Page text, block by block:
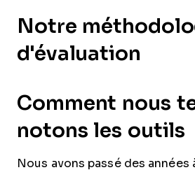
Notre
d'évaluation
Comment nous
notons les outils
Nous avons passé des années